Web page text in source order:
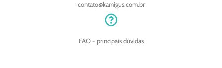
contato@kamigus.com.br
FAQ - principais dúvidas